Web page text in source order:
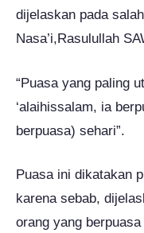
dijelaskan pada
Nasa’i,Rasulullah
“Puasa yang paling
‘alaihissalam, ia
berpuasa) sehari”.
Puasa ini dikatakan
karena sebab,
orang yang